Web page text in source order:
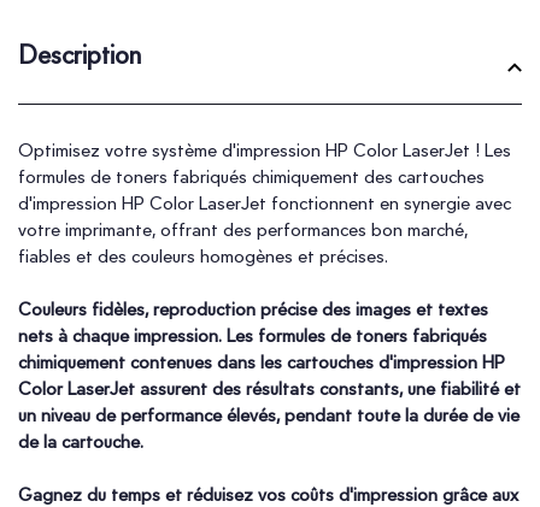
Description
Optimisez votre système d'impression HP Color LaserJet ! Les
formules de toners fabriqués chimiquement des cartouches
d'impression HP Color LaserJet fonctionnent en synergie avec
votre imprimante, offrant des performances bon marché,
fiables et des couleurs homogènes et précises.
Couleurs fidèles, reproduction précise des images et textes
nets à chaque impression. Les formules de toners fabriqués
chimiquement contenues dans les cartouches d'impression HP
Color LaserJet assurent des résultats constants, une fiabilité et
un niveau de performance élevés, pendant toute la durée de vie
de la cartouche.
Gagnez du temps et réduisez vos coûts d'impression grâce aux